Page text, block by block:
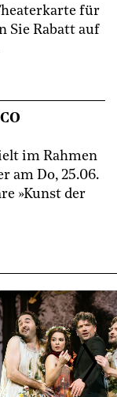
für
Sie Rabatt auf
im Rahmen
am Do, 25.06.
»Kunst der